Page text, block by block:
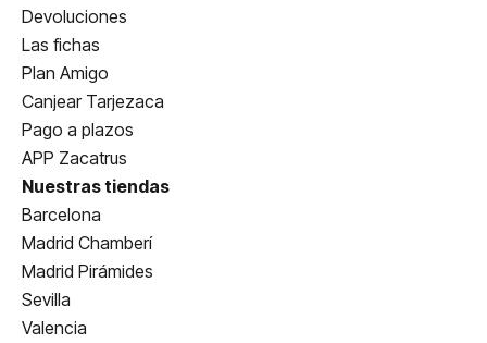
Devoluciones
Las fichas
Plan Amigo
Canjear Tarjezaca
Pago a plazos
APP Zacatrus
Nuestras tiendas
Barcelona
Madrid Chamberí
Madrid Pirámides
Sevilla
Valencia